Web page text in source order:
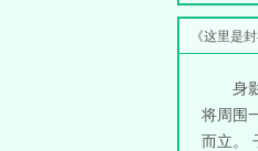
《这里是
身
将周围
而立。